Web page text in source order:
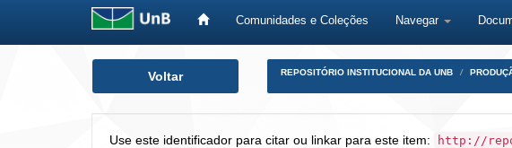
Comunidades e Coleções Navegar
Voltar REPOSITÓRIO INSTITUCIONAL DA UNB
Use este identificador para citar ou linkar para este item: http://